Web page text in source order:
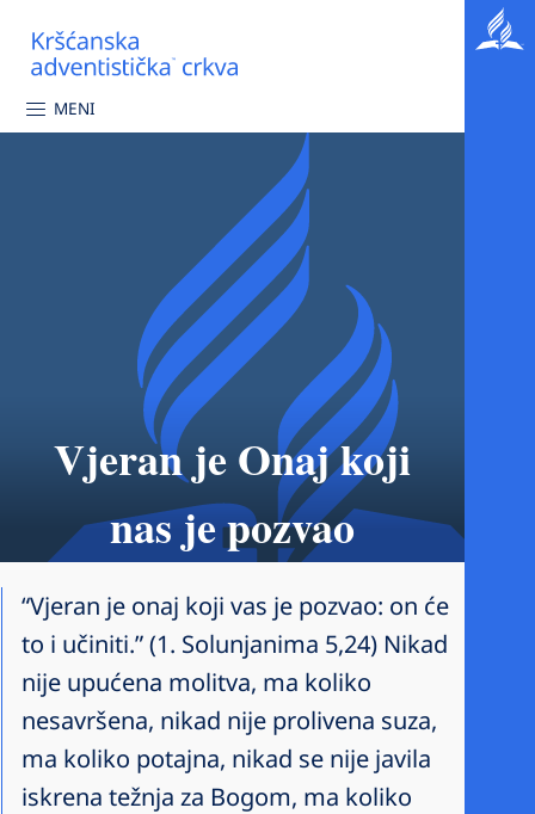
MENI
Vjeran je Onaj koji
nas je pozvao
“Vjeran je onaj koji vas je pozvao: on će
to i učiniti.” (1. Solunjanima 5,24) Nikad
nije upućena molitva, ma koliko
nesavršena, nikad nije prolivena suza,
ma koliko potajna, nikad se nije javila
iskrena težnja za Bogom, ma koliko